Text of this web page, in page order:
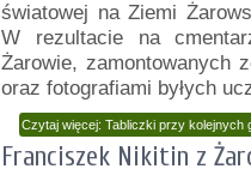
światowej na Ziemi
W rezultacie na
Żarowie, zamontowanych
oraz fotografiami byłych
Czytaj więcej: Tabliczki przy
Franciszek Nikitin z